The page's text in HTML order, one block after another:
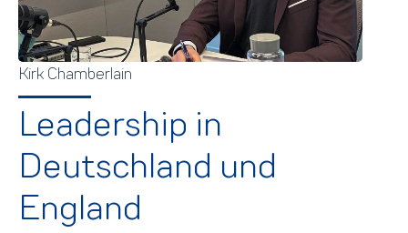
Kirk Chamberlain
Leadership in
Deutschland und
England